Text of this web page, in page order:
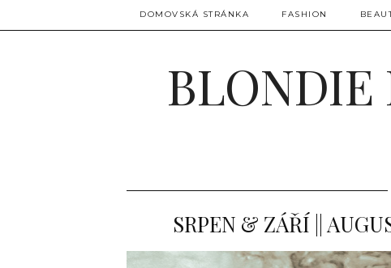
DOMOVSKÁ STRÁNKA FASHION
BLONDIE
SRPEN & ZÁŘÍ ||